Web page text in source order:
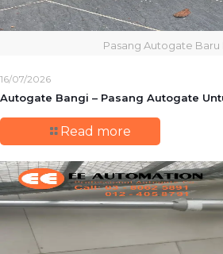
Pasang Autogate Baru
16/07/2026
Autogate Bangi – Pasang Autogate
Read more